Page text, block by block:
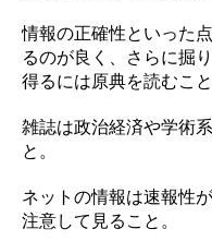
情報の正確性といった
るのが良く、さらに掘
得るには原典を読むこと
雑誌は政治経済や学術
と。
ネットの情報は速報性
注意して見ること。